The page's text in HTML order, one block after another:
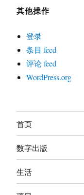
其他操作
登录
条目 feed
评论 feed
WordPress.org
首页
数字出版
生活